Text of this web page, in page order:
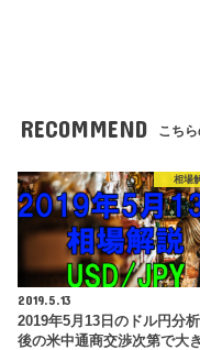
RECOMMEND こちら
相場
2019.5.13
2019年5月13日のドル円分
後の米中通商交渉次第で大